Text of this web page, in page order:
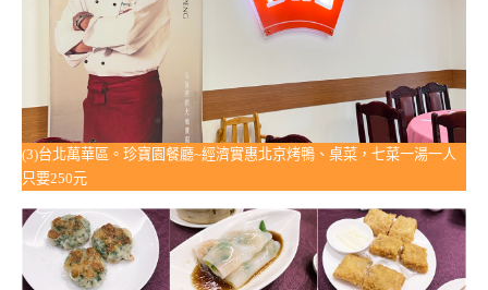
(3)台北萬華區。珍寶園餐廳~經濟實惠北京烤鴨、桌菜，七菜一湯一人
只要250元